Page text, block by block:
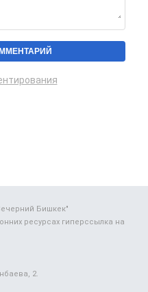
Бишкек"
ресурсах гиперссылка на
2.